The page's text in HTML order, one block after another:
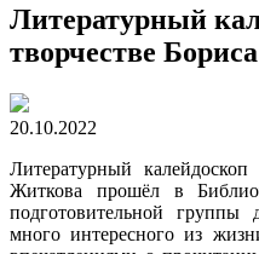
Литературный
творчестве
20.10.2022
Литературный
Житкова прошёл в
подготовительной группы
много интересного из